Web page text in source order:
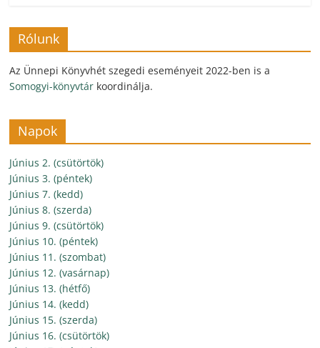
Rólunk
Az Ünnepi Könyvhét szegedi eseményeit 2022-ben is a
Somogyi-könyvtár koordinálja.
Napok
Június 2. (csütörtök)
Június 3. (péntek)
Június 7. (kedd)
Június 8. (szerda)
Június 9. (csütörtök)
Június 10. (péntek)
Június 11. (szombat)
Június 12. (vasárnap)
Június 13. (hétfő)
Június 14. (kedd)
Június 15. (szerda)
Június 16. (csütörtök)